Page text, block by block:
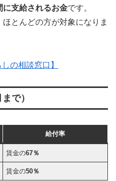
に支給されるお金です。
とんどの方が対象になりま
の相談窓口】
で）
給付率
賃金の67％
賃金の50％